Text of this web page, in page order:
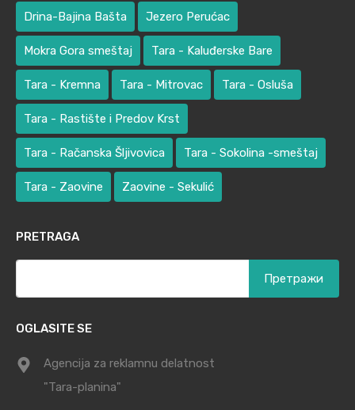
Drina-Bajina Bašta Jezero Perućac
Mokra Gora smeštaj Tara - Kaluđerske Bare
Tara - Kremna Tara - Mitrovac Tara - Osluša
Tara - Rastište i Predov Krst
Tara - Račanska Šljivovica Tara - Sokolina -smeštaj
Tara - Zaovine Zaovine - Sekulić
PRETRAGA
OGLASITE SE
Agencija za reklamnu delatnost
"Tara-planina"